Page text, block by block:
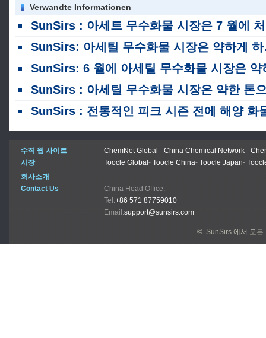
Verwandte Informationen
SunSirs : 아세트 무수화물 시장은 7 월에 처음으로 상승하고 하락했습니다.
SunSirs: 아세틸 무수화물 시장은 약하게 하향 추세였다
SunSirs: 6 월에 아세틸 무수화물 시장은 약하게 하락했습니
SunSirs : 아세틸 무수화물 시장은 약한 톤으로 통합되었습니
SunSirs : 전통적인 피크 시즌 전에 해양 화물 요금이 급증합니
수직 웹 사이트 ChemNet Global - China Chemical Network -
시장
Toocle Global - Toocle China- Toocle Japan-
회사소개
Contact Us
China Head Office:
Tel:+86 571 87759010
Email:support@sunsirs.com
© SunSirs 에서 모